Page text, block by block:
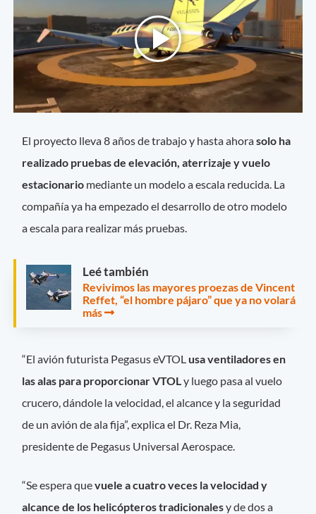
El proyecto lleva 8 años de trabajo y hasta ahorasolo ha
realizado pruebas de elevación, aterrizaje y vuelo
estacionario mediante un modelo a escala reducida. La
compañía ya ha empezado el desarrollo de otro modelo
a escala para realizar más pruebas.
Leé también
Revivimos las mayores proezas de Vincent
Reffet, “el hombre pájaro” que ya no volará
más
“El avión futurista Pegasus eVTOL usaventiladores en
las alas para proporcionar VTOLy luego pasa al vuelo
crucero, dándole la velocidad, el alcance y la seguridad
de un avión de ala fija”, explica el Dr. Reza Mia,
presidente de Pegasus Universal Aerospace.
“Se espera quevuele a cuatro veces la velocidad y
alcance de los helicópteros tradicionalesy de dos a